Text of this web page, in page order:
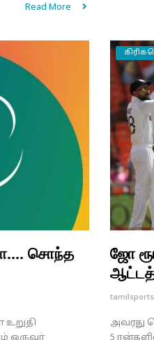
Read More
சொந்த
ஜோ
tamilsports
அவரது